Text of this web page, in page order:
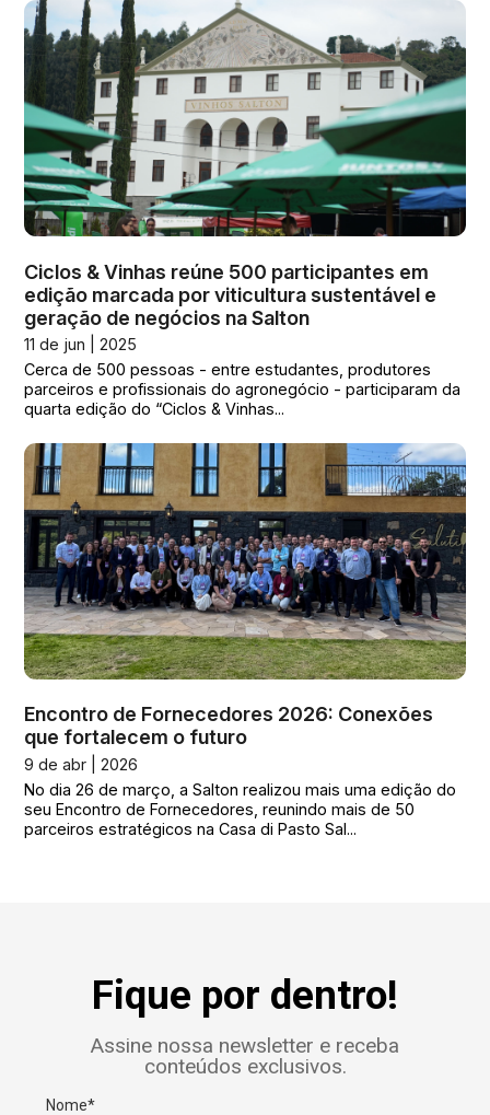
Ciclos & Vinhas reúne 500 participantes em
edição marcada por viticultura sustentável e
geração de negócios na Salton
11 de jun | 2025
Cerca de 500 pessoas - entre estudantes, produtores
parceiros e profissionais do agronegócio - participaram da
quarta edição do “Ciclos & Vinhas...
Encontro de Fornecedores 2026: Conexões
que fortalecem o futuro
9 de abr | 2026
No dia 26 de março, a Salton realizou mais uma edição do
seu Encontro de Fornecedores, reunindo mais de 50
parceiros estratégicos na Casa di Pasto Sal...
Fique por dentro!
Assine nossa newsletter e receba
conteúdos exclusivos.
Nome*